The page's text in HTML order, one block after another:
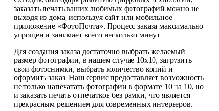
заказать печать ваших любимых фотографий можно не
выходя из дома, используя сайт или мобильное
приложение «ФотоПочта». Процесс заказа максимально
упрощен и занимает всего несколько минут.
Для создания заказа достаточно выбрать желаемый
размер фотографии, в нашем случае 10x10, загрузить
свои фотоснимки, выбрать количество копий и
оформить заказ. Наш сервис предоставляет возможность
не только напечатать фотографии в формате 10 на 10, но
и заказать печать отпечатков без рамки, что является
прекрасным решением для современных интерьеров.